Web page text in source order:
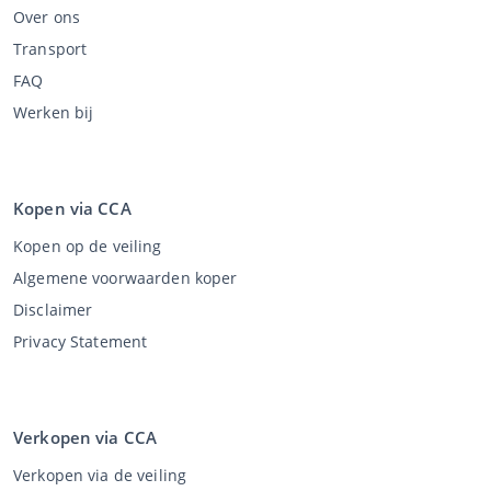
Over ons
Transport
FAQ
Werken bij
Kopen via CCA
Kopen op de veiling
Algemene voorwaarden koper
Disclaimer
Privacy Statement
Verkopen via CCA
Verkopen via de veiling